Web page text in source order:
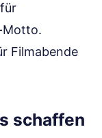
Motto.
Filmabende
schaffen